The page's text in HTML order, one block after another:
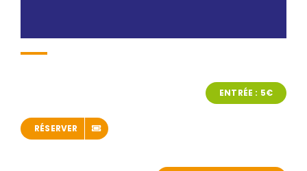
ENTRÉE : 5€
RÉSERVER